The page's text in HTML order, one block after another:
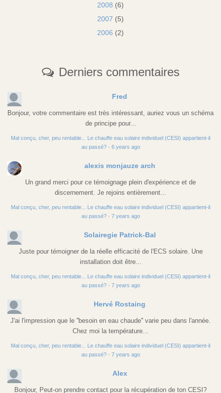
2008 (6)
2007 (5)
2006 (2)
Derniers commentaires
Fred
Bonjour, votre commentaire est très intéressant, auriez vous un schéma
de principe pour...
Mal conçu, cher, peu rentable... Le chauffe eau solaire individuel (CESI) appartient-il
au passé?· 6 years ago
alexis monjauze arch
Un grand merci pour ce témoignage plein d'expérience et de
discernement. Je rejoins entièrement...
Mal conçu, cher, peu rentable... Le chauffe eau solaire individuel (CESI) appartient-il
au passé?· 7 years ago
Solairegie Patrick-Bal
Juste pour témoigner de la réelle efficacité de l'ECS solaire. Une
installation doit être...
Mal conçu, cher, peu rentable... Le chauffe eau solaire individuel (CESI) appartient-il
au passé?· 7 years ago
Hervé Rostaing
J'ai l'impression que le ''besoin en eau chaude'' varie peu dans l'année.
Chez moi la température...
Mal conçu, cher, peu rentable... Le chauffe eau solaire individuel (CESI) appartient-il
au passé?· 7 years ago
Alex
Bonjour, Peut-on prendre contact pour la récupération de ton CESI?